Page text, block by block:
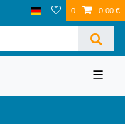
0 0,00 €
☰